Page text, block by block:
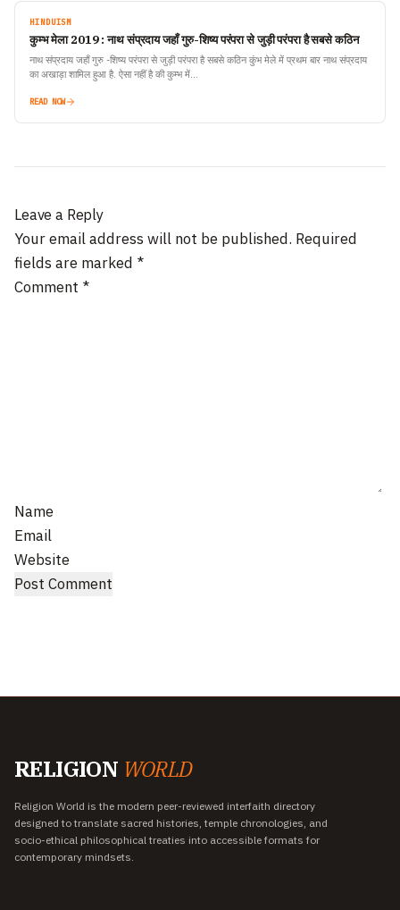
HINDUISM
कुम्भ मेला 2019 : नाथ संप्रदाय जहाँ गुरु-शिष्य परंपरा से जुड़ी परंपरा है सबसे कठिन
नाथ संप्रदाय जहाँ गुरु -शिष्य परंपरा से जुड़ी परंपरा है सबसे कठिन कुंभ मेले में प्रथम बार नाथ संप्रदाय
का अखाड़ा शामिल हुआ है. ऐसा नहीं है की कुम्भ में…
READ NOW
Leave a Reply
Your email address will not be published. Required
fields are marked *
Comment *
Name
Email
Website
RELIGION WORLD
Religion World is the modern peer-reviewed interfaith directory
designed to translate sacred histories, temple chronologies, and
socio-ethical philosophical treaties into accessible formats for
contemporary mindsets.